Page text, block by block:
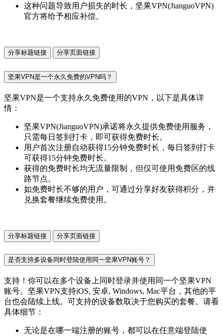
这种问题导致用户损失的时长，坚果VPN(JianguoVPN)
官方将给予相应补偿。
分享标题链接 分享页面链接
坚果VPN是一个永久免费的VPN吗？
坚果VPN是一个支持永久免费使用的VPN，以下是具体详
情：
坚果VPN(JianguoVPN)承诺将永久提供免费使用服务，
只需每日签到打卡，即可获得免费时长。
用户首次注册自动获得15分钟免费时长，每日签到打卡
可获得15分钟免费时长。
获得的免费时长均无流量限制，但仅可使用免费区的线
路节点。
如免费时长不够的用户，可通过分享好友获得积分，并
兑换套餐继续免费使用。
分享标题链接 分享页面链接
是否支持多设备同时登陆使用同一坚果VPN账号？
支持！你可以在多个设备上同时登录并使用同一个坚果VPN
账号。坚果VPN支持iOS, 安卓, Windows, Mac平台，其他的平
台也会陆续上线。可支持的设备数取决于您购买的套餐。请看
具体细节：
无论是在哪一端注册的账号，都可以在任意端登陆使